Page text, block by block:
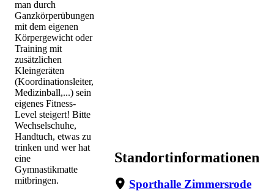
man durch
Ganzkörperübungen
mit dem eigenen
Körpergewicht oder
Training mit
zusätzlichen
Kleingeräten
(Koordinationsleiter,
Medizinball,...) sein
eigenes Fitness-
Level steigert! Bitte
Wechselschuhe,
Handtuch, etwas zu
trinken und wer hat
eine
Gymnastikmatte
mitbringen.
Standortinformationen
Sporthalle Zimmersrode